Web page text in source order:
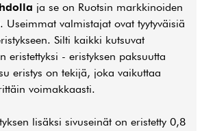
ja se on Ruotsin markkinoiden
Useimmat valmistajat ovat tyytyväisiä
Silti kaikki kutsuvat
eristettyksi - eristyksen paksuutta
eristys on tekijä, joka vaikuttaa
voimakkaasti.
lisäksi sivuseinät on eristetty 0,8